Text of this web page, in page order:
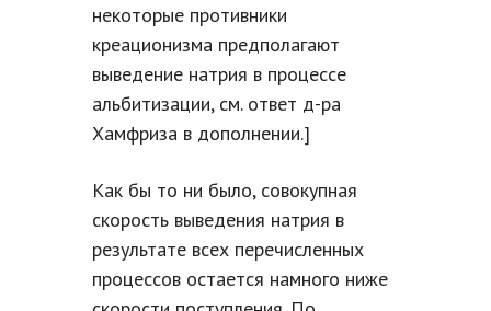
некоторые противники
креационизма предполагают
выведение натрия в процессе
альбитизации, см. ответ д-ра
Хамфриза в дополнении.]
Как бы то ни было, совокупная
скорость выведения натрия в
результате всех перечисленных
процессов остается намного ниже